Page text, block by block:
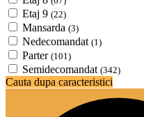
Etaj 9 (22)
Mansarda (3)
Nedecomandat (1)
Parter (101)
Semidecomandat (342)
Cauta dupa caracteristici